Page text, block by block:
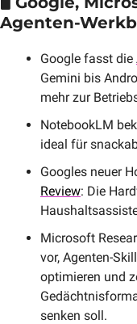
Agenten-
Google fasst die
Gemini bis
mehr zur
NotebookLM
ideal für
Googles neuer
Review: Die
Microsoft
vor, Agenten-
optimieren und
senken soll.